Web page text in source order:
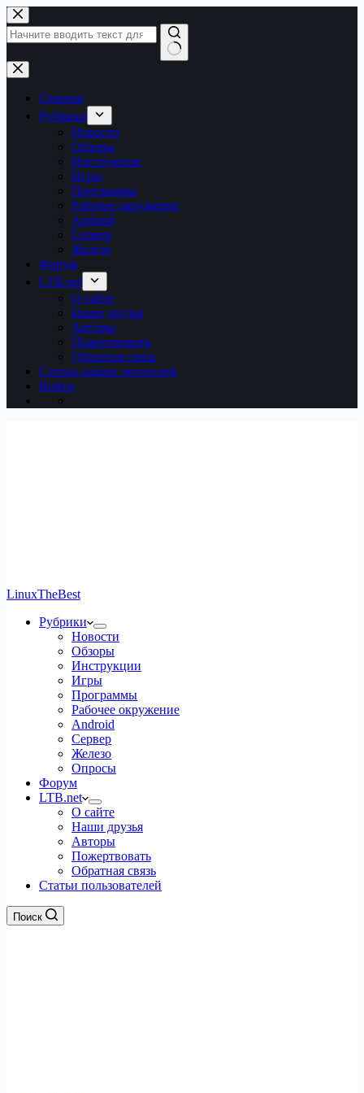
Перейти
к
сути
Ничего
не
найденоГлавная
Рубрики
Новости
Обзоры
Инструкции
Игры
Программы
Рабочее окружение
Android
Сервер
Железо
Форум
LTB.net
О сайте
Наши друзья
Авторы
Пожертвовать
Обратная связь
Статьи наших читателей
Войти
LinuxTheBest
Рубрики
Новости
Обзоры
Инструкции
Игры
Программы
Рабочее окружение
Android
Сервер
Железо
Опросы
Форум
LTB.net
О сайте
Наши друзья
Авторы
Пожертвовать
Обратная связь
Статьи пользователей
Поиск